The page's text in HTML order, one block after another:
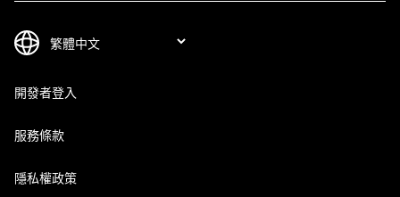
開發者登入
服務條款
隱私權政策